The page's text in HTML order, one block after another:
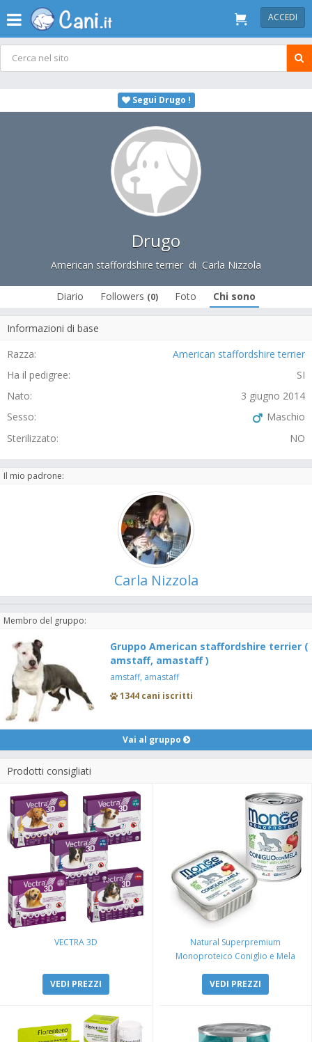
ACCEDI
Segui Drugo !
Drugo
American staffordshire terrierdi Carla Nizzola
Diario Followers (0) Foto Chi sono
Informazioni di base
Razza:
American staffordshire terrier
Ha il pedigree:
SI
Nato:
3 giugno 2014
Sesso:
Maschio
Sterilizzato:
NO
Il mio padrone:
Carla Nizzola
Membro del gruppo:
Gruppo American staffordshire terrier (
amstaff, amastaff )
amstaff, amastaff
1344 cani iscritti
Vai al gruppo
Prodotti consigliati
VECTRA 3D
VEDI PREZZI
Natural Superpremium
Monoproteico Coniglio e Mela
VEDI PREZZI